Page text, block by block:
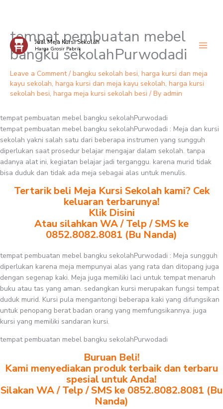
Skip
content
Jual Meja Kursi Sekolah
Harga Grosir Pabrik
tempat pembuatan mebel
bangku sekolahPurwodadi
Leave a Comment / bangku sekolah besi, harga kursi dan meja
kayu sekolah, harga kursi dan meja kayu sekolah, harga kursi
sekolah besi, harga meja kursi sekolah besi / By admin
tempat pembuatan mebel bangku sekolahPurwodadi
tempat pembuatan mebel bangku sekolahPurwodadi : Meja dan kursi
sekolah yakni salah satu dari beberapa instrumen yang sungguh
diperlukan saat prosedur belajar mengajar dalam sekolah. tanpa
adanya alat ini, kegiatan belajar jadi terganggu. karena murid tidak
bisa duduk dan tidak ada meja sebagai alas untuk menulis.
Tertarik beli Meja Kursi Sekolah kami? Cek
keluaran terbarunya!
Klik Disini
Atau silahkan WA / Telp / SMS ke
0852.8082.8081 (Bu Nanda)
tempat pembuatan mebel bangku sekolahPurwodadi : Meja sungguh
diperlukan karena meja mempunyai alas yang rata dan ditopang juga
dengan segenap kaki. Meja juga memiliki laci untuk tempat menaruh
buku atau tas yang aman. sedangkan kursi merupakan fungsi tempat
duduk murid. Kursi pula mengantongi beberapa kaki yang difungsikan
untuk penopang berat badan orang yang memfungsikannya. juga
kursi yang memiliki sandaran kursi.
tempat pembuatan mebel bangku sekolahPurwodadi
Buruan Beli!
Kami menyediakan produk terbaik dan terbaru
spesial untuk Anda!
Silakan WA / Telp / SMS ke 0852.8082.8081 (Bu
Nanda)